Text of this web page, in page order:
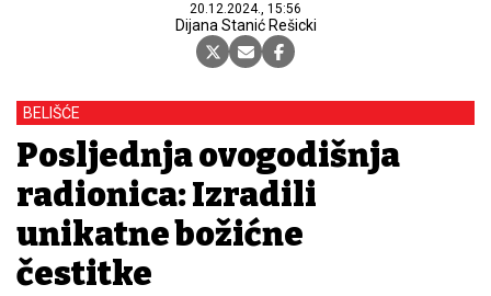
20.12.2024., 15:56
Dijana Stanić Rešicki
BELIŠĆE
Posljednja ovogodišnja
radionica: Izradili
unikatne božićne
čestitke